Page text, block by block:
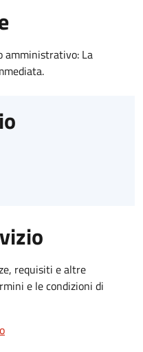
amministrativo: La
requisiti e altre
e le condizioni di